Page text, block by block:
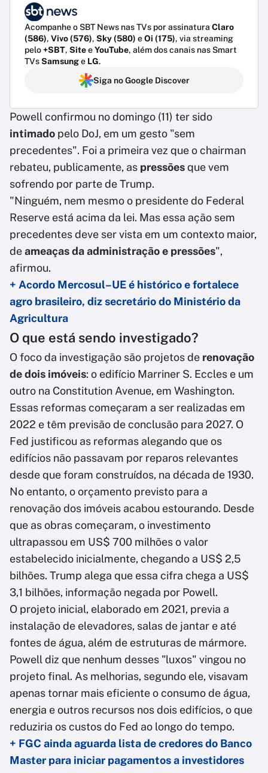
Acompanhe o SBT News nas TVs por assinatura Claro
(586), Vivo (576), Sky (580) eOi (175), via streaming
pelo+SBT, SiteeYouTube, além dos canais nas Smart
TVsSamsunge LG.
Siga no Google Discover
Powell confirmou no domingo (11) ter sido
intimado pelo DoJ, em um gesto "sem
precedentes". Foi a primeira vez que o chairman
rebateu, publicamente, as pressõesque vem
sofrendo por parte de Trump.
"Ninguém, nem mesmo o presidente do Federal
Reserve está acima da lei. Mas essa ação sem
precedentes deve ser vista em um contexto maior,
deameaças da administração e pressões",
afirmou.
+ Acordo Mercosul–UE é histórico e fortalece
agro brasileiro, diz secretário do Ministério da
Agricultura
O que está sendo investigado?
O foco da investigação são projetos de renovação
de dois imóveis: o edifício Marriner S. Eccles e um
outro na Constitution Avenue, em Washington.
Essas reformas começaram a ser realizadas em
2022 e têm previsão de conclusão para 2027. O
Fed justificou as reformas alegando que os
edifícios não passavam por reparos relevantes
desde que foram construídos, na década de 1930.
No entanto, o orçamento previsto para a
renovação dos imóveis acabou estourando. Desde
que as obras começaram, o investimento
ultrapassou em US$ 700 milhões o valor
estabelecido inicialmente, chegando a US$ 2,5
bilhões. Trump alega que essa cifra chega a US$
3,1 bilhões, informação negada por Powell.
O projeto inicial, elaborado em 2021, previa a
instalação de elevadores, salas de jantar e até
fontes de água, além de estruturas de mármore.
Powell diz que nenhum desses "luxos" vingou no
projeto final. As melhorias, segundo ele, visavam
apenas tornar mais eficiente o consumo de água,
energia e outros recursos nos dois edifícios, o que
reduziria os custos do Fed ao longo do tempo.
+ FGC ainda aguarda lista de credores do Banco
Master para iniciar pagamentos a investidores